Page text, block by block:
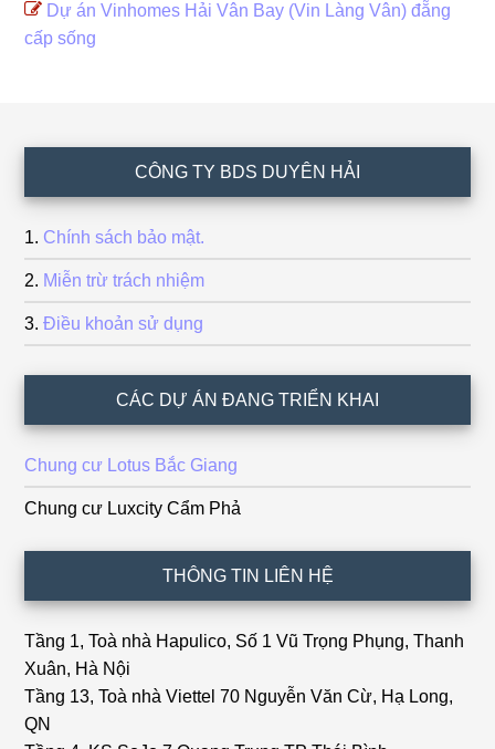
Dự án Vinhomes Hải Vân Bay (Vin Làng Vân) đẵng
cấp sống
CÔNG TY BDS DUYÊN HẢI
Chính sách bảo mật.
Miễn trừ trách nhiệm
Điều khoản sử dụng
CÁC DỰ ÁN ĐANG TRIỂN KHAI
Chung cư Lotus Bắc Giang
Chung cư Luxcity Cẩm Phả
THÔNG TIN LIÊN HỆ
Tầng 1, Toà nhà Hapulico, Số 1 Vũ Trọng Phụng, Thanh
Xuân, Hà Nội
Tầng 13, Toà nhà Viettel 70 Nguyễn Văn Cừ, Hạ Long,
QN